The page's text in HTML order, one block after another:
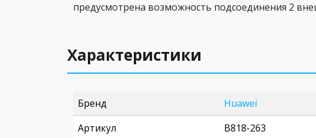
предусмотрена возможность подсоединения 2
Характеристики
Бренд
Huawei
Артикул
B818-263